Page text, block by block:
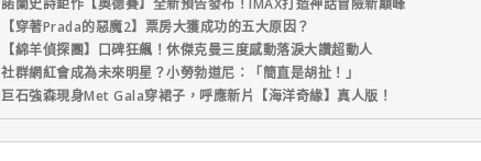
諾蘭史詩鉅作【奧德賽】全新預告發布！IMAX打造神話冒險新巔峰
【穿著Prada的惡魔2】票房大獲成功的五大原因？
【綿羊偵探團】口碑狂飆！休傑克曼三度感動落淚大讚超動人
社群網紅會成為未來明星？小勞勃道尼：「簡直是胡扯！」
巨石強森現身Met Gala穿裙子，呼應新片【海洋奇緣】真人版！